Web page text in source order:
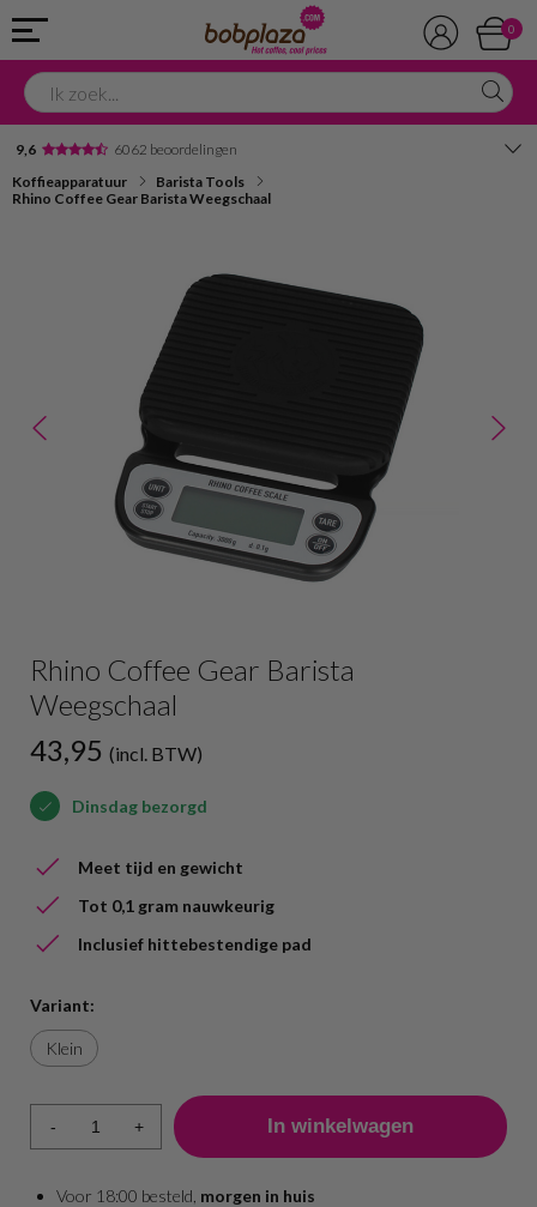
0
9,6 6062 beoordelingen
Avondbezorging
Koffieapparatuur
Barista Tools
Rhino Coffee Gear Barista Weegschaal
Rhino Coffee Gear Barista
Weegschaal
43,95 (incl. BTW)
Dinsdag bezorgd
Meet tijd en gewicht
Tot 0,1 gram nauwkeurig
Inclusief hittebestendige pad
Variant:
Klein
- +
Voor 18:00 besteld, morgen in huis